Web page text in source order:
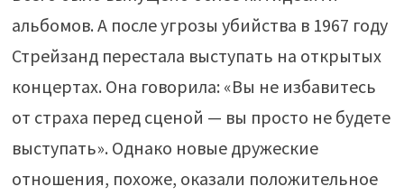
альбомов. А после угрозы убийства в 1967 году
Стрейзанд перестала выступать на открытых
концертах. Она говорила: «Вы не избавитесь
от страха перед сценой — вы просто не будете
выступать». Однако новые дружеские
отношения, похоже, оказали положительное